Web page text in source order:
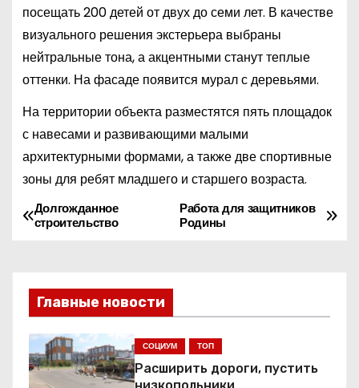
посещать 200 детей от двух до семи лет. В качестве
визуального решения экстерьера выбраны
нейтральные тона, а акцентными станут теплые
оттенки. На фасаде появится мурал с деревьями.
На территории объекта разместятся пять площадок
с навесами и развивающими малыми
архитектурными формами, а также две спортивные
зоны для ребят младшего и старшего возраста.
Н
в
и
г
Работа для защитников
Родины
Долгожданное
строительство
Главные новости
СОЦИУМ ТОП
Расширить дороги, пустить